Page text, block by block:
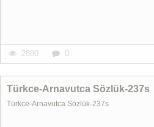
2880 0
Türkce-Arnavutca Sözlük-237s
Türkce-Arnavutca Sözlük-237s